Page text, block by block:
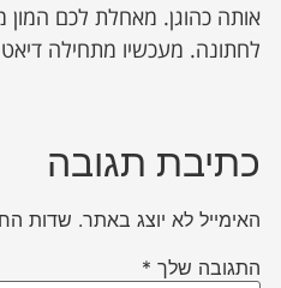
אותה כהוגן. מאחלת לכם המון
לחתונה. מעכשיו מתחילה
כתיבת תגובה
האימייל לא יוצג באתר. שדות
התגובה שלך *